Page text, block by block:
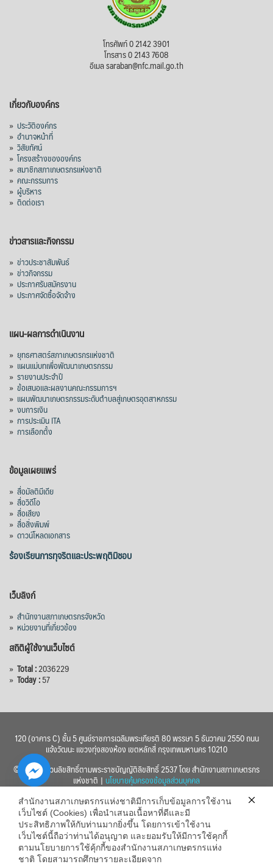
โทรศัพท์ 0 2142 3901
โทรสาร 0 2143 7608
อีเมล saraban@nfc.mail.go.th
เกี่ยวกับองค์กร
» ประวัติองค์กร
» อำนาจหน้าที่
» วิสัยทัศน์
» โครงสร้างขององค์กร
» สมาชิกสภาเกษตรกรแห่งชาติ
» คณะกรรมการ
» ผู้บริหาร
» ติดต่อเรา
ข่าวสารและกิจกรรม
» ข่าวประชาสัมพันธ์
» ข่าวกิจกรรม
» ประกาศรับสมัครงาน
» ประกาศจัดซื้อจัดจ้าง
แผน-ผลการดำเนินงาน
» ยุทธศาสตร์สภาเกษตรกรแห่งชาติ
» แผนแม่บทเพื่อพัฒนาเกษตรกรรม
» รายงานประจำปี
» ข้อเสนอและผลงานคณะกรรมการฯ
» แผนพัฒนาเกษตรกรรมระดับตำบลสู่เกษตรอุตสาหกรรม
» งบการเงิน
» การประเมิน ITA
» การเลือกตั้ง
ข้อมูลเผยแพร่
» สื่อมัลติมีเดีย
» สื่อวิดีโอ
» สื่อเสียง
» สื่อสิ่งพิมพ์
» ดาวน์โหลดเอกสาร
ร้องเรียนการทุจริตและประพฤติมิชอบ
เว็บลิงก์
» สำนักงานสภาเกษตรกรจังหวัด
» หน่วยงานที่เกี่ยวข้อง
สถิติผู้ใช้งานเว็บไซต์
» Total :2036229
» Today :57
120 (อาคาร C) ชั้น 5 ศูนย์ราชการเฉลิมพระเกียรติ 80 พรรษา 5 ธันวาคม 2550 ถนน
แจ้งวัฒนะ แขวงทุ่งสองห้อง เขตหลักสี่ กรุงเทพมหานคร 10210
© 2560 สงวนลิขสิทธิ์ตามพระราชบัญญัติลิขสิทธิ์ 2537 โดย สำนักงานสภาเกษตรกร
แห่งชาติ | นโยบายคุ้มครองข้อมูลส่วนบุคคล
สำนักงานสภาเกษตรกรแห่งชาติมีการเก็บข้อมูลการใช้งาน
เว็บไซต์ (Cookies) เพื่อนำเสนอเนื้อหาที่ดีและมี
ประสิทธิภาพให้กับท่านมากยิ่งขึ้น โดยการเข้าใช้งาน
เว็บไซต์นี้ถือว่าท่านได้อนุญาต และยอมรับให้มีการใช้คุกกี้
ตามนโยบายการใช้คุ้กกี้ของสำนักงานสภาเกษตรกรแห่ง
ชาติ โดยสามารถศึกษารายละเอียดจาก
Hide
chaty